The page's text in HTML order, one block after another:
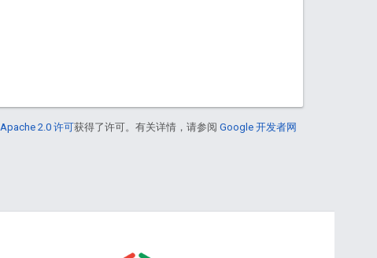
Apache 2.0 许可获得了许可。有关详情，请参阅 Google 开发者网